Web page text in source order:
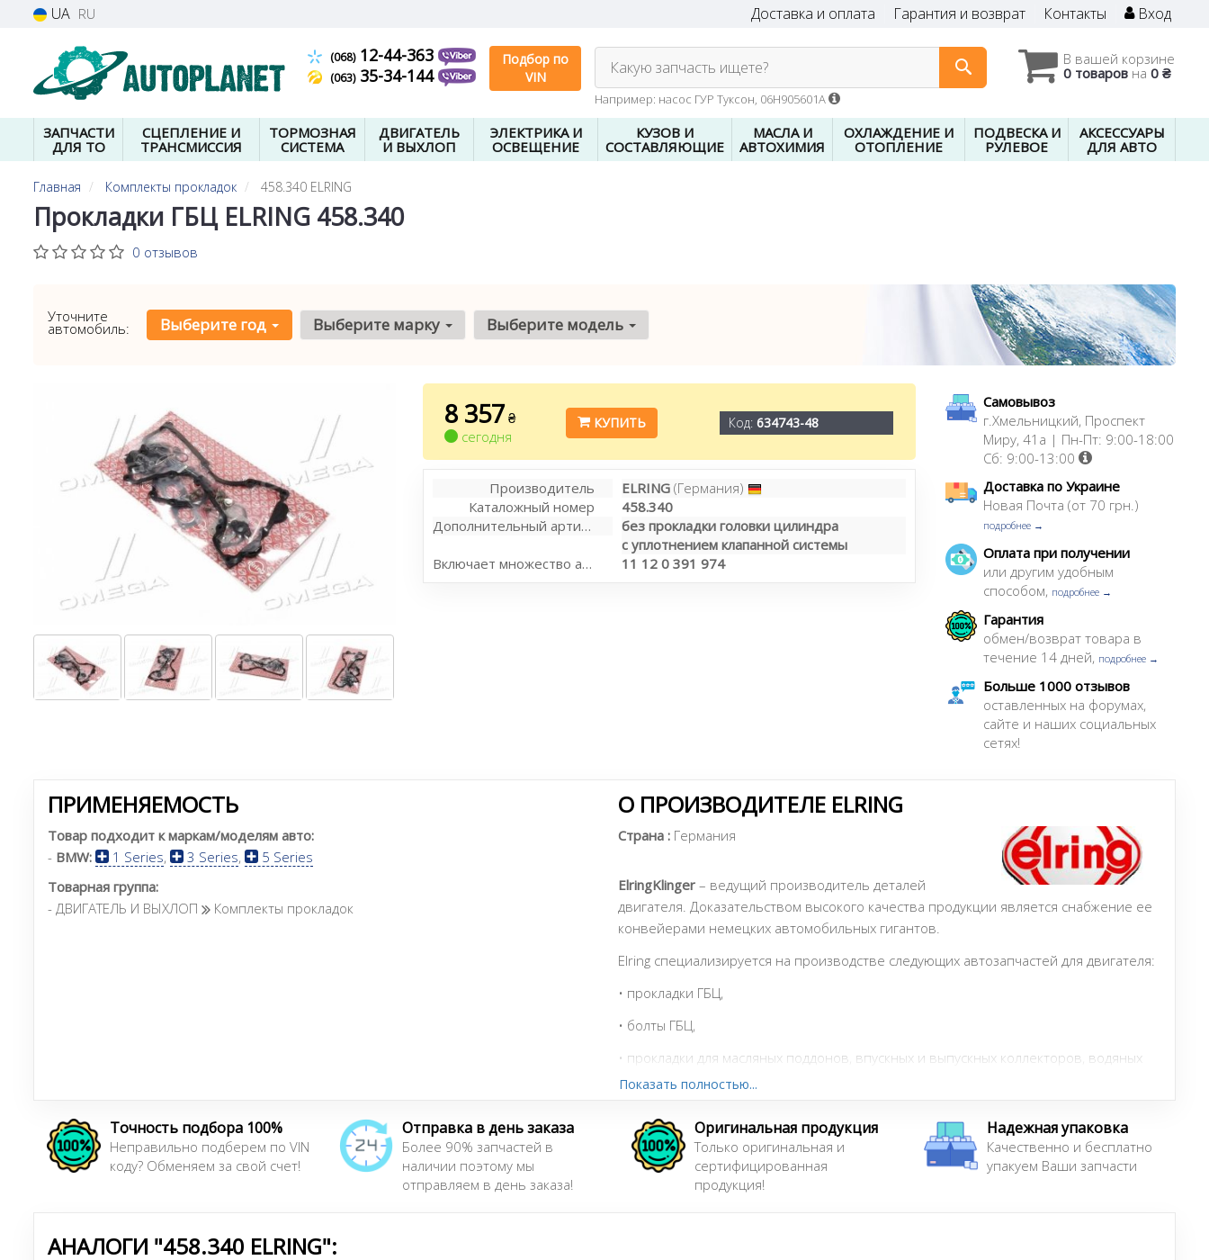
UA RU Доставка и оплата Гарантия и возврат Контакты Вход
(068)12-44-363
(063)35-34-144
Подбор по
VIN
В вашей корзине
0 товаров на 0 ₴
Какую запчасть ищете?
Например: насос ГУР Туксон, 06H905601A
ЗАПЧАСТИ
ДЛЯ ТО
СЦЕПЛЕНИЕ И
ТРАНСМИССИЯ
ТОРМОЗНАЯ
СИСТЕМА
ДВИГАТЕЛЬ
И ВЫХЛОП
ЭЛЕКТРИКА И
ОСВЕЩЕНИЕ
КУЗОВ И
СОСТАВЛЯЮЩИЕ
МАСЛА И
АВТОХИМИЯ
ОХЛАЖДЕНИЕ И
ОТОПЛЕНИЕ
ПОДВЕСКА И
РУЛЕВОЕ
АКСЕССУАРЫ
ДЛЯ АВТО
Главная Комплекты прокладок 458.340 ELRING
Прокладки ГБЦ ELRING 458.340
0 отзывов
Уточните
автомобиль: Выберите год Выберите марку Выберите модель
8 357 ₴
сегодня
КУПИТЬ Код:634743-48
Производитель ELRING (Германия)
Каталожный номер
458.340
Дополнительный артикул / Дополнительная информация
без прокладки головки цилиндра
с уплотнением клапанной системы
Включает множество артикулов в ОЕ-комплект (Арт. №)
11 12 0 391 974
Самовывоз
г.Хмельницкий, Проспект
Миру, 41а | Пн-Пт: 9:00-18:00
Сб: 9:00-13:00
Доставка по Украине
Новая Почта (от 70 грн.)
подробнее →
Оплата при получении
или другим удобным
способом, подробнее →
Гарантия
обмен/возврат товара в
течение 14 дней, подробнее →
Больше 1000 отзывов
оставленных на форумах,
сайте и наших социальных
сетях!
ПРИМЕНЯЕМОСТЬ
Товар подходит к маркам/моделям авто:
- BMW: 1 Series, 3 Series,
5 Series
Товарная группа:
- ДВИГАТЕЛЬ И ВЫХЛОП
Комплекты прокладок
О ПРОИЗВОДИТЕЛЕ ELRING
Страна : Германия
ElringKlinger – ведущий производитель деталей
двигателя. Доказательством высокого качества продукции является снабжение ее
конвейерами немецких автомобильных гигантов.
Elring специализируется на производстве следующих автозапчастей для двигателя:
• прокладки ГБЦ,
• болты ГБЦ,
• прокладки для масляных поддонов, впускных и выпускных коллекторов, водяных
насосов, компрессоров, турбин, КПП, мостов и т.п.
• сальники и маслосъемные колпачки,
• герметики
Показать полностью...
Точность подбора 100%
Неправильно подберем по VIN
коду? Обменяем за свой счет!
Отправка в день заказа
Более 90% запчастей в
наличии поэтому мы
отправляем в день заказа!
Оригинальная продукция
Только оригинальная и
сертифицированная
продукция!
Надежная упаковка
Качественно и бесплатно
упакуем Ваши запчасти
АНАЛОГИ "458.340 ELRING":